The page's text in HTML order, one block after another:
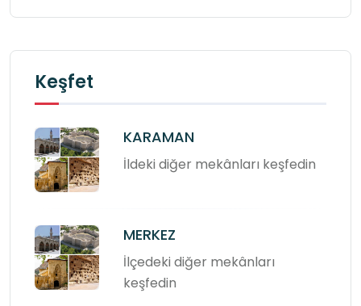
Keşfet
KARAMAN
İldeki diğer mekânları keşfedin
MERKEZ
İlçedeki diğer mekânları
keşfedin